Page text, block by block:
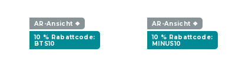
AR-Ansicht ❖
10 % Rabattcode:
BTS10
AR-Ansicht ❖
10 % Rabattcode:
MINUS10